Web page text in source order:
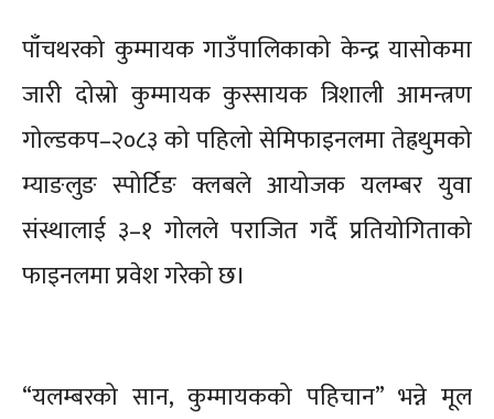
पाँचथरको कुम्मायक गाउँपालिकाको केन्द्र यासोकमा
जारी दोस्रो कुम्मायक कुस्सायक त्रिशाली आमन्त्रण
गोल्डकप–२०८३ को पहिलो सेमिफाइनलमा तेह्रथुमको
म्याङलुङ स्पोर्टिङ क्लबले आयोजक यलम्बर युवा
संस्थालाई ३–१ गोलले पराजित गर्दै प्रतियोगिताको
फाइनलमा प्रवेश गरेको छ।
“यलम्बरको सान, कुम्मायकको पहिचान” भन्ने मूल